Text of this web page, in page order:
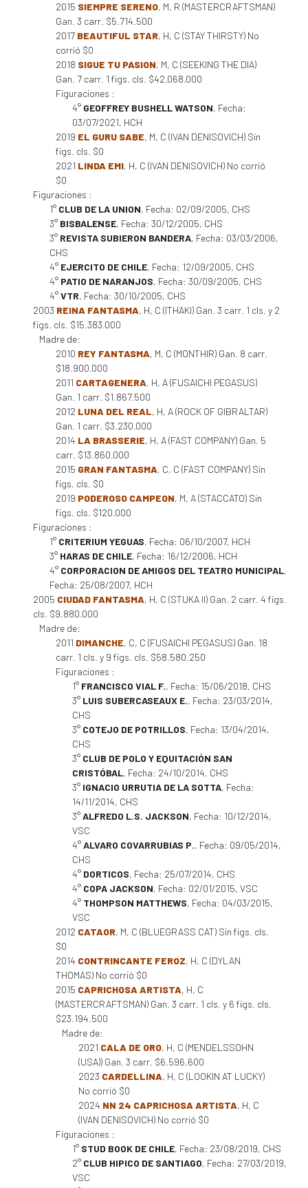
2015 SIEMPRE SERENO, M, R (MASTERCRAFTSMAN)
Gan. 3 carr. $5.714.500
2017 BEAUTIFUL STAR, H, C (STAY THIRSTY) No
corrió $0
2018 SIGUE TU PASION, M, C (SEEKING THE DIA)
Gan. 7 carr. 1 figs. cls. $42.068.000
Figuraciones :
4° GEOFFREY BUSHELL WATSON, Fecha:
03/07/2021, HCH
2019 EL GURU SABE, M, C (IVAN DENISOVICH) Sin
figs. cls. $0
2021 LINDA EMI, H, C (IVAN DENISOVICH) No corrió
$0
Figuraciones :
1° CLUB DE LA UNION, Fecha: 02/09/2005, CHS
3° BISBALENSE, Fecha: 30/12/2005, CHS
3° REVISTA SUBIERON BANDERA, Fecha: 03/03/2006,
CHS
4° EJERCITO DE CHILE, Fecha: 12/09/2005, CHS
4° PATIO DE NARANJOS, Fecha: 30/09/2005, CHS
4°VTR, Fecha: 30/10/2005, CHS
2003 REINA FANTASMA, H, C (ITHAKI) Gan. 3 carr. 1 cls. y 2
figs. cls. $15.383.000
Madre de:
2010 REY FANTASMA, M, C (MONTHIR) Gan. 8 carr.
$18.900.000
2011 CARTAGENERA, H, A (FUSAICHI PEGASUS)
Gan. 1 carr. $1.867.500
2012 LUNA DEL REAL, H, A (ROCK OF GIBRALTAR)
Gan. 1 carr. $3.230.000
2014 LA BRASSERIE, H, A (FAST COMPANY) Gan. 5
carr. $13.860.000
2015 GRAN FANTASMA, C, C (FAST COMPANY) Sin
figs. cls. $0
2019 PODEROSO CAMPEON, M, A (STACCATO) Sin
figs. cls. $120.000
Figuraciones :
1° CRITERIUM YEGUAS, Fecha: 06/10/2007, HCH
3° HARAS DE CHILE, Fecha: 16/12/2006, HCH
4° CORPORACION DE AMIGOS DEL TEATRO MUNICIPAL,
Fecha: 25/08/2007, HCH
2005 CIUDAD FANTASMA, H, C (STUKA II) Gan. 2 carr. 4 figs.
cls. $9.880.000
Madre de:
2011 DIMANCHE, C, C (FUSAICHI PEGASUS) Gan. 18
carr. 1 cls. y 9 figs. cls. $58.580.250
Figuraciones :
1° FRANCISCO VIAL F., Fecha: 15/06/2018, CHS
3° LUIS SUBERCASEAUX E., Fecha: 23/03/2014,
CHS
3° COTEJO DE POTRILLOS, Fecha: 13/04/2014,
CHS
3° CLUB DE POLO Y EQUITACIÓN SAN
CRISTÓBAL, Fecha: 24/10/2014, CHS
3° IGNACIO URRUTIA DE LA SOTTA, Fecha:
14/11/2014, CHS
3°ALFREDO L.S. JACKSON, Fecha: 10/12/2014,
VSC
4°ALVARO COVARRUBIAS P., Fecha: 09/05/2014,
CHS
4° DORTICOS, Fecha: 25/07/2014, CHS
4° COPA JACKSON, Fecha: 02/01/2015, VSC
4° THOMPSON MATTHEWS, Fecha: 04/03/2015,
VSC
2012 CATAOR, M, C (BLUEGRASS CAT) Sin figs. cls.
$0
2014 CONTRINCANTE FEROZ, H, C (DYLAN
THOMAS) No corrió $0
2015 CAPRICHOSA ARTISTA, H, C
(MASTERCRAFTSMAN) Gan. 3 carr. 1 cls. y 6 figs. cls.
$23.194.500
Madre de:
2021 CALA DE ORO, H, C (MENDELSSOHN
(USA)) Gan. 3 carr. $6.596.600
2023 CARDELLINA, H, C (LOOKIN AT LUCKY)
No corrió $0
2024 NN 24 CAPRICHOSA ARTISTA, H, C
(IVAN DENISOVICH) No corrió $0
Figuraciones :
1° STUD BOOK DE CHILE, Fecha: 23/08/2019, CHS
2° CLUB HIPICO DE SANTIAGO, Fecha: 27/03/2019,
VSC